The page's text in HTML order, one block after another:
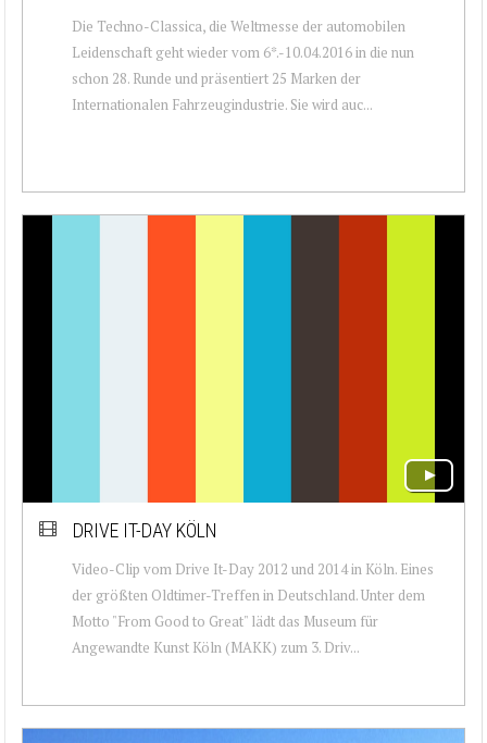
Die Techno-Classica, die Weltmesse der automobilen
Leidenschaft geht wieder vom 6*.-10.04.2016 in die nun
schon 28. Runde und präsentiert 25 Marken der
Internationalen Fahrzeugindustrie. Sie wird auc...
DRIVE IT-DAY KÖLN
Video-Clip vom Drive It-Day 2012 und 2014 in Köln. Eines
der größten Oldtimer-Treffen in Deutschland. Unter dem
Motto "From Good to Great" lädt das Museum für
Angewandte Kunst Köln (MAKK) zum 3. Driv...